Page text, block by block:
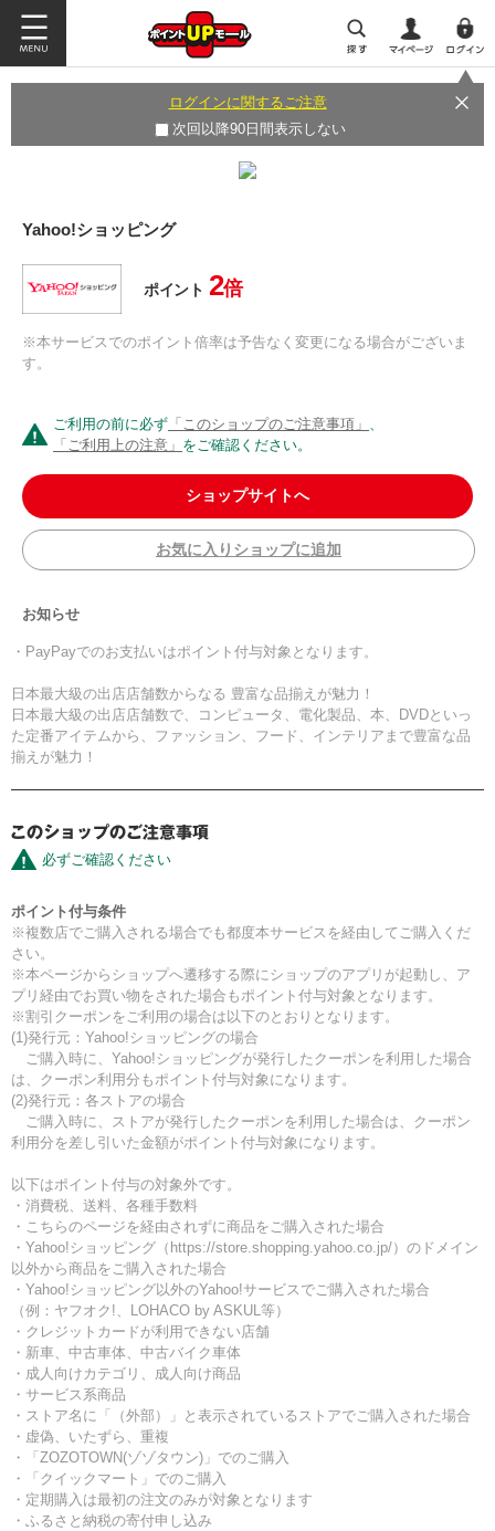
ログインに関するご注意
次回以降90日間表示しない
Yahoo!ショッピング
ポイント 2倍
※本サービスでのポイント倍率は予告なく変更になる場合がございま
す。
ご利用の前に必ず 「このショップのご注意事項」 、
「ご利用上の注意」 をご確認ください。
ショップサイトへ
お気に入りショップに追加
お知らせ
・PayPayでのお支払いはポイント付与対象となります。
日本最大級の出店店舗数からなる 豊富な品揃えが魅力！
日本最大級の出店店舗数で、コンピュータ、電化製品、本、DVDといっ
た定番アイテムから、ファッション、フード、インテリアまで豊富な品
揃えが魅力！
必ずご確認ください
ポイント付与条件
※複数店でご購入される場合でも都度本サービスを経由してご購入くだ
さい。
※本ページからショップへ遷移する際にショップのアプリが起動し、ア
プリ経由でお買い物をされた場合もポイント付与対象となります。
※割引クーポンをご利用の場合は以下のとおりとなります。
(1)発行元：Yahoo!ショッピングの場合
ご購入時に、Yahoo!ショッピングが発行したクーポンを利用した場合
は、クーポン利用分もポイント付与対象になります。
(2)発行元：各ストアの場合
ご購入時に、ストアが発行したクーポンを利用した場合は、クーポン
利用分を差し引いた金額がポイント付与対象になります。
以下はポイント付与の対象外です。
・消費税、送料、各種手数料
・こちらのページを経由されずに商品をご購入された場合
・Yahoo!ショッピング（https://store.shopping.yahoo.co.jp/）のドメイン
以外から商品をご購入された場合
・Yahoo!ショッピング以外のYahoo!サービスでご購入された場合
（例：ヤフオク!、LOHACO by ASKUL等）
・クレジットカードが利用できない店舗
・新車、中古車体、中古バイク車体
・成人向けカテゴリ、成人向け商品
・サービス系商品
・ストア名に「（外部）」と表示されているストアでご購入された場合
・虚偽、いたずら、重複
・「ZOZOTOWN(ゾゾタウン)」でのご購入
・「クイックマート」でのご購入
・定期購入は最初の注文のみが対象となります
・ふるさと納税の寄付申し込み